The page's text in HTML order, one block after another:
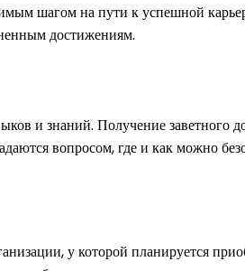
шагом на пути к успешной
достижениям.
и знаний. Получение
вопросом, где и как можно
у которой планируется